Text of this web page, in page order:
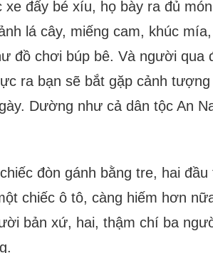
đẩy bé xíu, họ bày ra đủ
lá cây, miếng cam, khúc
đồ chơi búp bê. Và người qua
ra bạn sẽ bắt gặp cảnh
Dường như cả dân tộc An
đòn gánh bằng tre, hai đầu
chiếc ô tô, càng hiếm hơn
bản xứ, hai, thậm chí ba